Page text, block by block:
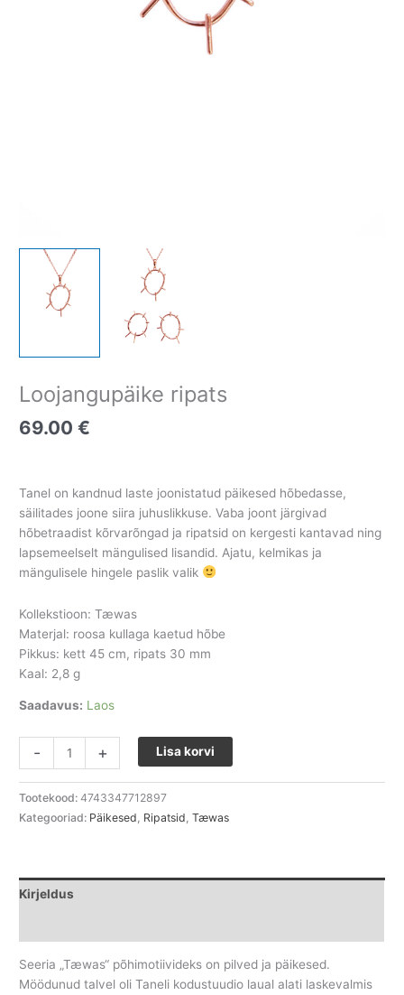
Loojangupäike ripats
69.00€
Tanel on kandnud laste joonistatud päikesed hõbedasse,
säilitades joone siira juhuslikkuse. Vaba joont järgivad
hõbetraadist kõrvarõngad ja ripatsid on kergesti kantavad ning
lapsemeelselt mängulised lisandid. Ajatu, kelmikas ja
mängulisele hingele paslik valik
Kollekstioon: Tæwas
Materjal: roosa kullaga kaetud hõbe
Pikkus: kett 45 cm, ripats 30 mm
Kaal: 2,8 g
Saadavus: Laos
- + Lisa korvi
Tootekood:4743347712897
Kategooriad: Päikesed, Ripatsid,Tæwas
Kirjeldus
Seeria „Tæwas“ põhimotiivideks on pilved ja päikesed.
Möödunud talvel oli Taneli kodustuudio laual alati laskevalmis